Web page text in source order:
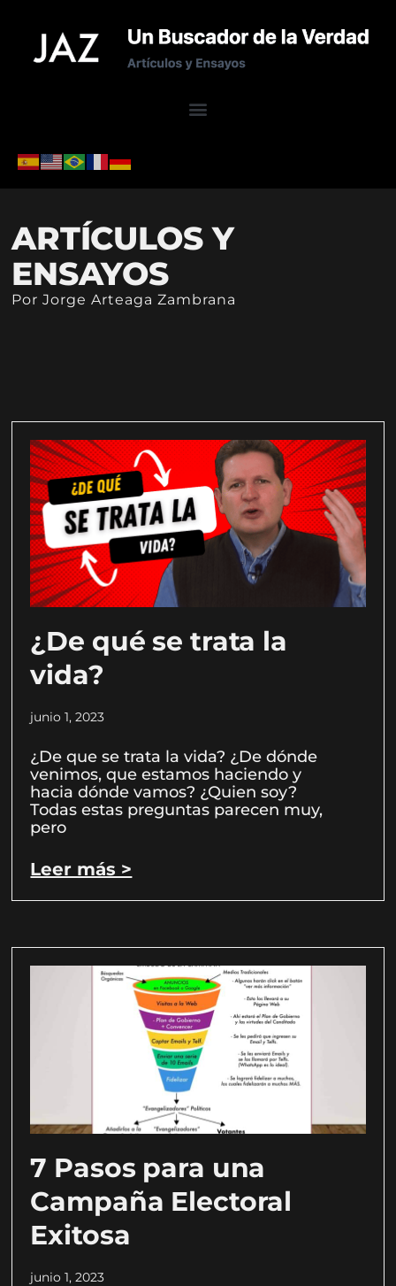
ARTÍCULOS Y
ENSAYOS
Por Jorge Arteaga Zambrana
¿De qué se trata la
vida?
junio 1, 2023
¿De que se trata la vida? ¿De dónde
venimos, que estamos haciendo y
hacia dónde vamos? ¿Quien soy?
Todas estas preguntas parecen muy,
pero
Leer más >
7 Pasos para una
Campaña Electoral
Exitosa
junio 1, 2023